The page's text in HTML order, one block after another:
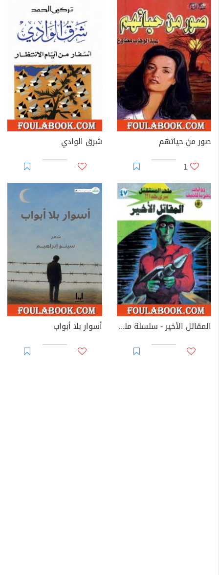
صور من حياتهم
1
شرق الوادي
المقاتل الأخير - سلسلة ملف المستقبل أسوار بلا أبواب